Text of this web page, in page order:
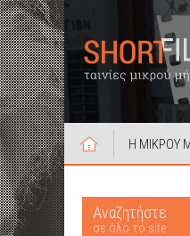
Η ΜΙΚΡΟΥ
Αναζητήστε
σε όλο το site